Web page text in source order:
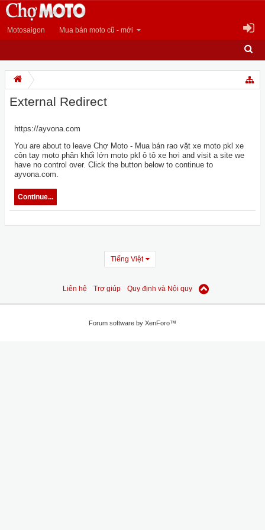
Motosaigon Mua bán moto cũ - mới
External Redirect
https://ayvona.com
You are about to leave Chợ Moto - Mua bán rao vặt xe moto pkl xe
côn tay moto phân khối lớn moto pkl ô tô xe hơi and visit a site we
have no control over. Click the button below to continue to
ayvona.com.
Continue...
Tiếng Việt
Liên hệ Trợ giúp Quy định và Nội quy
Forum software by XenForo™